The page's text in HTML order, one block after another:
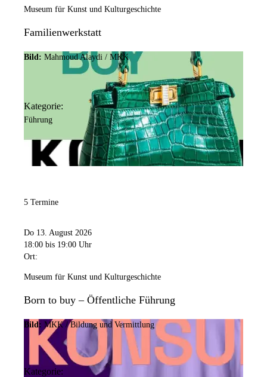
Museum für Kunst und Kulturgeschichte
Familienwerkstatt
Bild: Mahmoud Alaydi / MKK
Kategorie:
Führung
5 Termine
Do 13. August 2026
18:00 bis 19:00 Uhr
Ort:
Museum für Kunst und Kulturgeschichte
Born to buy – Öffentliche Führung
Bild: MKK / Bildung und Vermittlung
Kategorie: